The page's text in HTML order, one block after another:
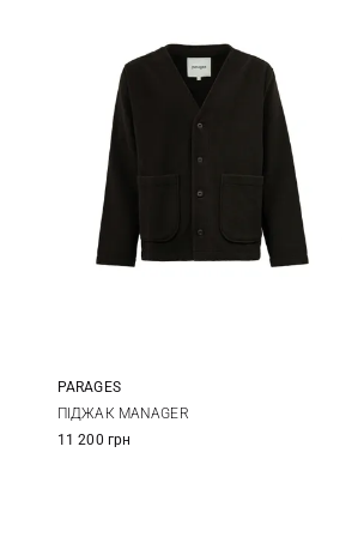
M L
PARAGES
ПІДЖАК MANAGER
11 200 грн